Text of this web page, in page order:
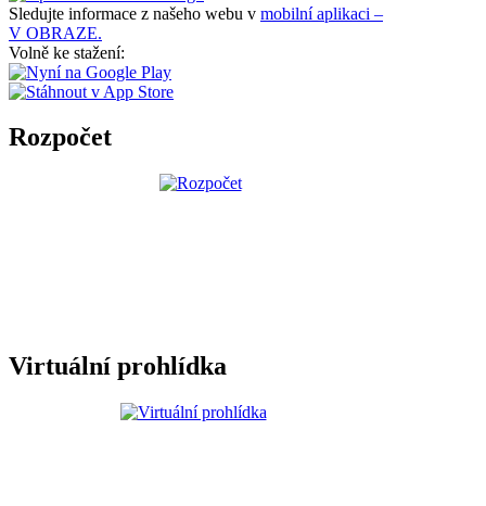
Sledujte informace z našeho webu v mobilní aplikaci –
V OBRAZE.
Volně ke stažení:
Rozpočet
Virtuální prohlídka